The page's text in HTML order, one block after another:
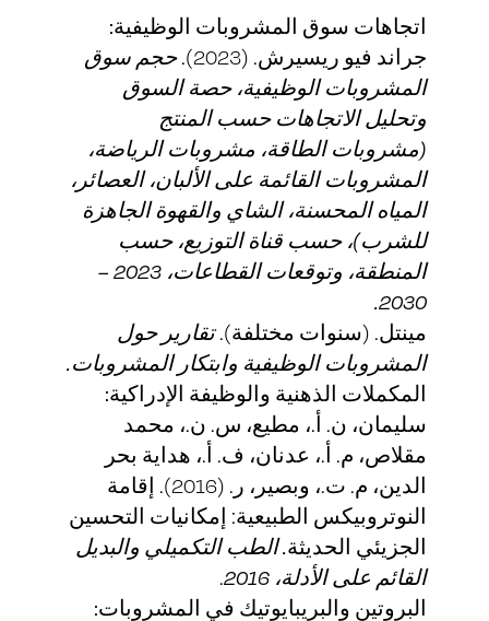
اتجاهات سوق المشروبات الوظيفية:
جراند فيو ريسيرش. (2023).
حجم سوق
المشروبات الوظيفية، حصة السوق
وتحليل الاتجاهات حسب المنتج
(مشروبات الطاقة، مشروبات الرياضة،
المشروبات القائمة على الألبان، العصائر،
المياه المحسنة، الشاي والقهوة الجاهزة
للشرب)، حسب قناة التوزيع، حسب
المنطقة، وتوقعات القطاعات، 2023 –
2030.
مينتل. (سنوات مختلفة).تقارير حول
المشروبات الوظيفية وابتكار المشروبات.
المكملات الذهنية والوظيفة الإدراكية:
سليمان، ن. أ.، مطيع، س. ن.، محمد
مقلاص، م. أ.، عدنان، ف. أ.، هداية بحر
الدين، م. ت.، وبصير، ر. (2016). إقامة
النوتروبيكس الطبيعية: إمكانيات التحسين
الجزيئي الحديثة. الطب التكميلي والبديل
القائم على الأدلة، 2016
.
البروتين والبريبايوتيك في المشروبات: